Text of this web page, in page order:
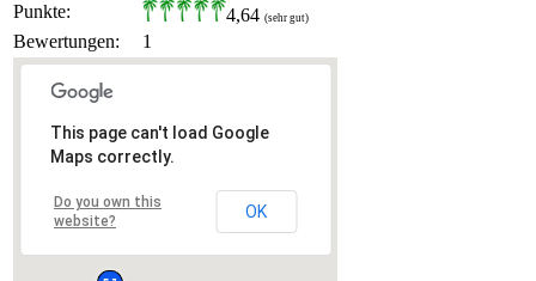
Punkte:
4,64 (sehr gut)
Bewertungen: 1
This page can't load Google
Maps correctly.
Do you own this
website?
OK